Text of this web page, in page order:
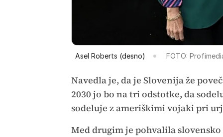
Asel Roberts (desno) FOTO:
Navedla je, da je Slovenija že
2030 jo bo na tri odstotke, da
sodeluje z ameriškimi vojaki pri
Med drugim je pohvalila